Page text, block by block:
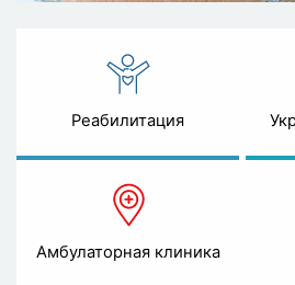
Реабилитация
Амбулаторная клиника